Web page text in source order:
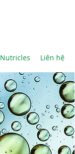
Nutricles Liên hệ